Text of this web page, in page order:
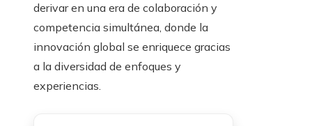
derivar en una era de colaboración y
competencia simultánea, donde la
innovación global se enriquece gracias
a la diversidad de enfoques y
experiencias.